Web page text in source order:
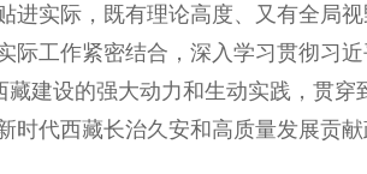
实际，既有理论高度、又有全局
际工作紧密结合，深入学习贯彻习
建设的强大动力和生动实践，贯穿
代西藏长治久安和高质量发展贡献